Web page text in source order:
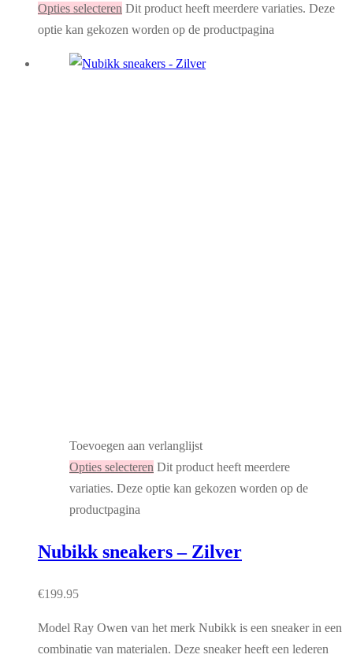
Opties selecteren Dit product heeft meerdere variaties. Deze
optie kan gekozen worden op de productpagina
Toevoegen aan verlanglijst
Opties selecteren Dit product heeft meerdere
variaties. Deze optie kan gekozen worden op de
productpagina
Nubikk sneakers – Zilver
€199.95
Model Ray Owen van het merk Nubikk is een sneaker in een
combinatie van materialen. Deze sneaker heeft een lederen